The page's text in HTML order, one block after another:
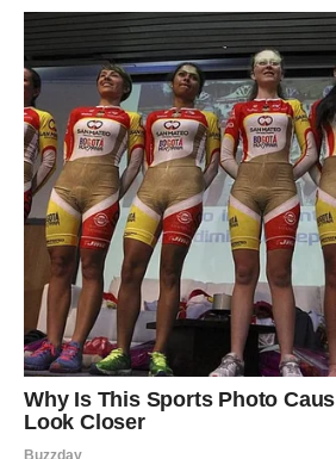
vas povrijedi ili razočara.
Pokušajte ne donositi velike odluke
Jedna impulzivna reakcija mogla bi
kajanje.
Dajte sebi vremena da razmislite
kažete ili uradite.
OVAJ VIKEND
PREKRETNICU
Iako vam možda sada ne djeluje